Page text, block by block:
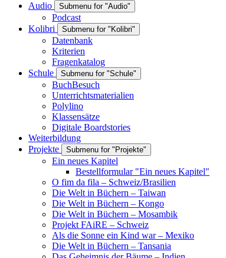
Audio
Submenu for "Audio"
Podcast
Kolibri
Submenu for "Kolibri"
Datenbank
Kriterien
Fragenkatalog
Schule
Submenu for "Schule"
BuchBesuch
Unterrichtsmaterialien
Polylino
Klassensätze
Digitale Boardstories
Weiterbildung
Projekte
Submenu for "Projekte"
Ein neues Kapitel
Bestellformular "Ein neues Kapitel"
O fim da fila – Schweiz/Brasilien
Die Welt in Büchern – Taiwan
Die Welt in Büchern – Kongo
Die Welt in Büchern – Mosambik
Projekt FAiRE – Schweiz
Als die Sonne ein Kind war – Mexiko
Die Welt in Büchern – Tansania